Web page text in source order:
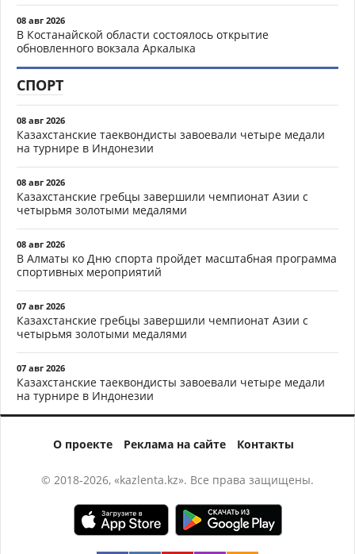
08 авг 2026
В Костанайской области состоялось открытие
обновленного вокзала Аркалыка
СПОРТ
08 авг 2026
Казахстанские таеквондисты завоевали четыре медали
на турнире в Индонезии
08 авг 2026
Казахстанские гребцы завершили чемпионат Азии с
четырьмя золотыми медалями
08 авг 2026
В Алматы ко Дню спорта пройдет масштабная программа
спортивных мероприятий
07 авг 2026
Казахстанские гребцы завершили чемпионат Азии с
четырьмя золотыми медалями
07 авг 2026
Казахстанские таеквондисты завоевали четыре медали
на турнире в Индонезии
О проекте Реклама на сайте Контакты
© 2018-2026, «kazlenta.kz». Все права защищены.